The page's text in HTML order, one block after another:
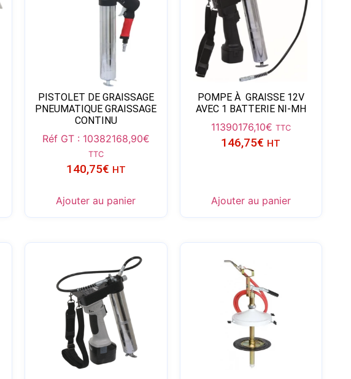
PISTOLET DE GRAISSAGE
PNEUMATIQUE GRAISSAGE
CONTINU
Réf GT : 10382168,90€
TTC
140,75€ HT
Ajouter au panier
POMPE À GRAISSE 12V
AVEC 1 BATTERIE NI-MH
11390176,10€ TTC
146,75€ HT
Ajouter au panier